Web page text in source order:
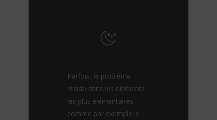
Parfois, le problème
réside dans les éléments
les plus élémentaires,
comme par exemple le